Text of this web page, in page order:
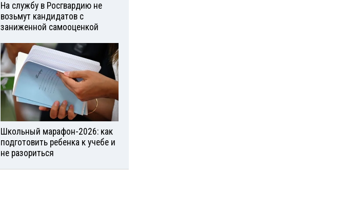
На службу в Росгвардию не
возьмут кандидатов с
заниженной самооценкой
Школьный марафон-2026: как
подготовить ребенка к учебе и
не разориться